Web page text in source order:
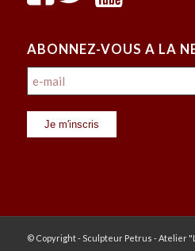
ABONNEZ-VOUS A LA
© Copyright - Sculpteur Petrus - Atelier